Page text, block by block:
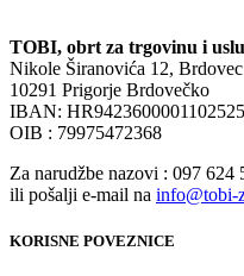
TOBI, obrt za trgovinu i
Nikole Širanovića 12, Brdovec
10291 Prigorje Brdovečko
IBAN:
OIB : 79975472368
Za narudžbe nazovi : 097 624
ili pošalji e-mail na info@tobi-
KORISNE POVEZNICE